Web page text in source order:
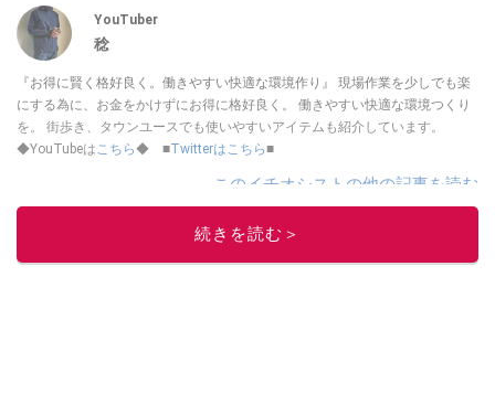
YouTuber
稔
『お得に賢く格好良く。働きやすい快適な環境作り』 現場作業を少しでも楽
にする為に、お金をかけずにお得に格好良く。 働きやすい快適な環境つくり
を。 街歩き、タウンユースでも使いやすいアイテムも紹介しています。
◆YouTubeはこちら◆ ■Twitterはこちら■
このイチオシストの他の記事を読む
続きを読む＞